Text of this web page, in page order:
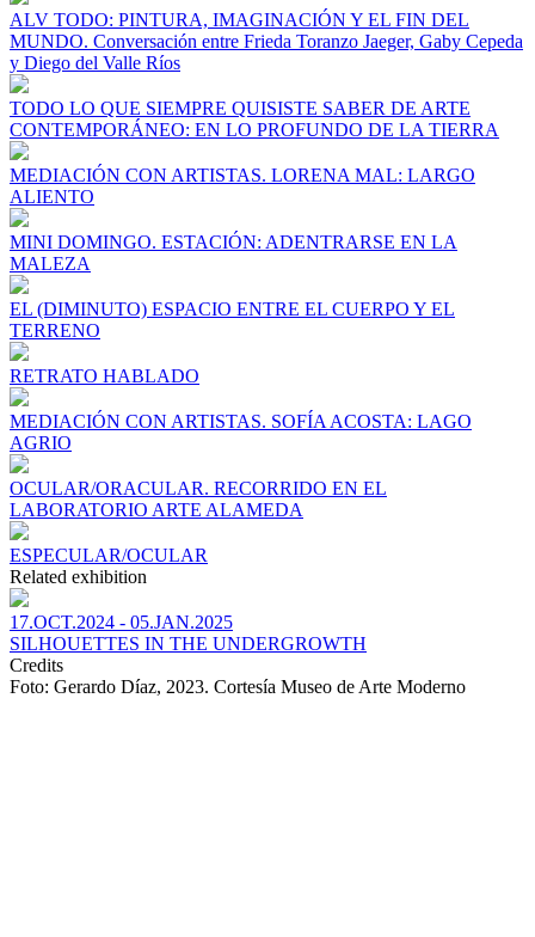
ALV TODO: PINTURA, IMAGINACIÓN Y EL FIN DEL
MUNDO. Conversación entre Frieda Toranzo Jaeger, Gaby Cepeda
y Diego del Valle Ríos
TODO LO QUE SIEMPRE QUISISTE SABER DE ARTE
CONTEMPORÁNEO: EN LO PROFUNDO DE LA TIERRA
MEDIACIÓN CON ARTISTAS. LORENA MAL: LARGO
ALIENTO
MINI DOMINGO. ESTACIÓN: ADENTRARSE EN LA
MALEZA
EL (DIMINUTO) ESPACIO ENTRE EL CUERPO Y EL
TERRENO
RETRATO HABLADO
MEDIACIÓN CON ARTISTAS. SOFÍA ACOSTA: LAGO
AGRIO
OCULAR/ORACULAR. RECORRIDO EN EL
LABORATORIO ARTE ALAMEDA
ESPECULAR/OCULAR
Related exhibition
17.OCT.2024 - 05.JAN.2025
SILHOUETTES IN THE UNDERGROWTH
Credits
Foto: Gerardo Díaz, 2023. Cortesía Museo de Arte Moderno